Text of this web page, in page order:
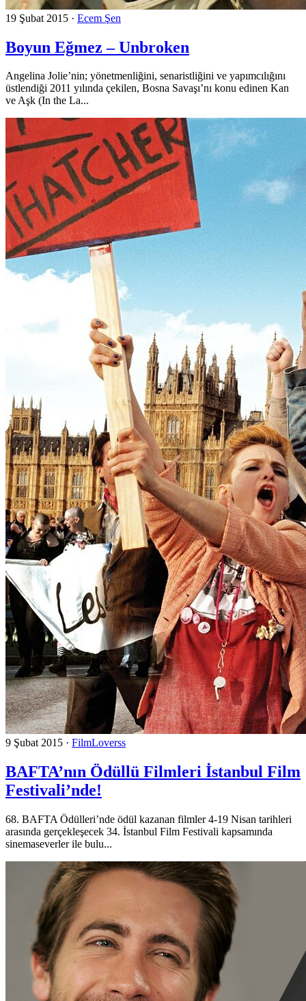
19 Şubat 2015 · Ecem Şen
Boyun Eğmez – Unbroken
Angelina Jolie’nin; yönetmenliğini, senaristliğini ve yapımcılığını
üstlendiği 2011 yılında çekilen, Bosna Savaşı’nı konu edinen Kan
ve Aşk (In the La...
9 Şubat 2015 · FilmLoverss
BAFTA’nın Ödüllü Filmleri İstanbul Film
Festivali’nde!
68. BAFTA Ödülleri’nde ödül kazanan filmler 4-19 Nisan tarihleri
arasında gerçekleşecek 34. İstanbul Film Festivali kapsamında
sinemaseverler ile bulu...